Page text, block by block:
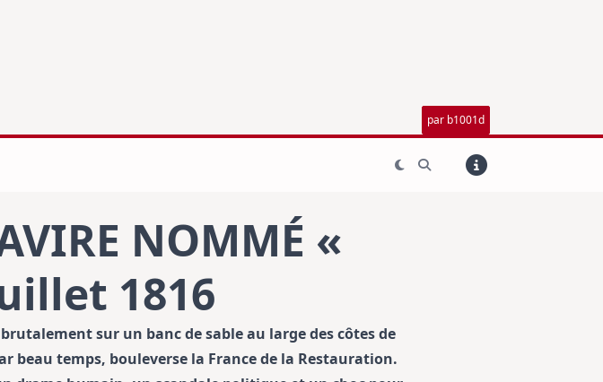
par b1001d
NOMMÉ «
1816
sur un banc de sable au large des côtes de
beau temps, bouleverse la France de la Restauration.